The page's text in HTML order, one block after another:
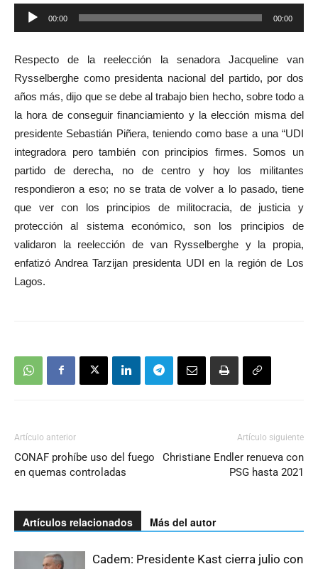
Reproductor
de
00:00 00:00
Respecto de la reelección la senadora Jacqueline van
Rysselberghe como presidenta nacional del partido, por dos
años más, dijo que se debe al trabajo bien hecho, sobre todo a
la hora de conseguir financiamiento y la elección misma del
presidente Sebastián Piñera, teniendo como base a una “UDI
integradora pero también con principios firmes. Somos un
partido de derecha, no de centro y hoy los militantes
respondieron a eso; no se trata de volver a lo pasado, tiene
que ver con los principios de militocracia, de justicia y
protección al sistema económico, son los principios de
validaron la reelección de van Rysselberghe y la propia,
enfatizó Andrea Tarzijan presidenta UDI en la región de Los
Lagos.
Artículo anterior
CONAF prohíbe uso del fuego
en quemas controladas
Artículo siguiente
Christiane Endler renueva con
PSG hasta 2021
Artículos relacionados Más del autor
Cadem: Presidente Kast cierra julio con